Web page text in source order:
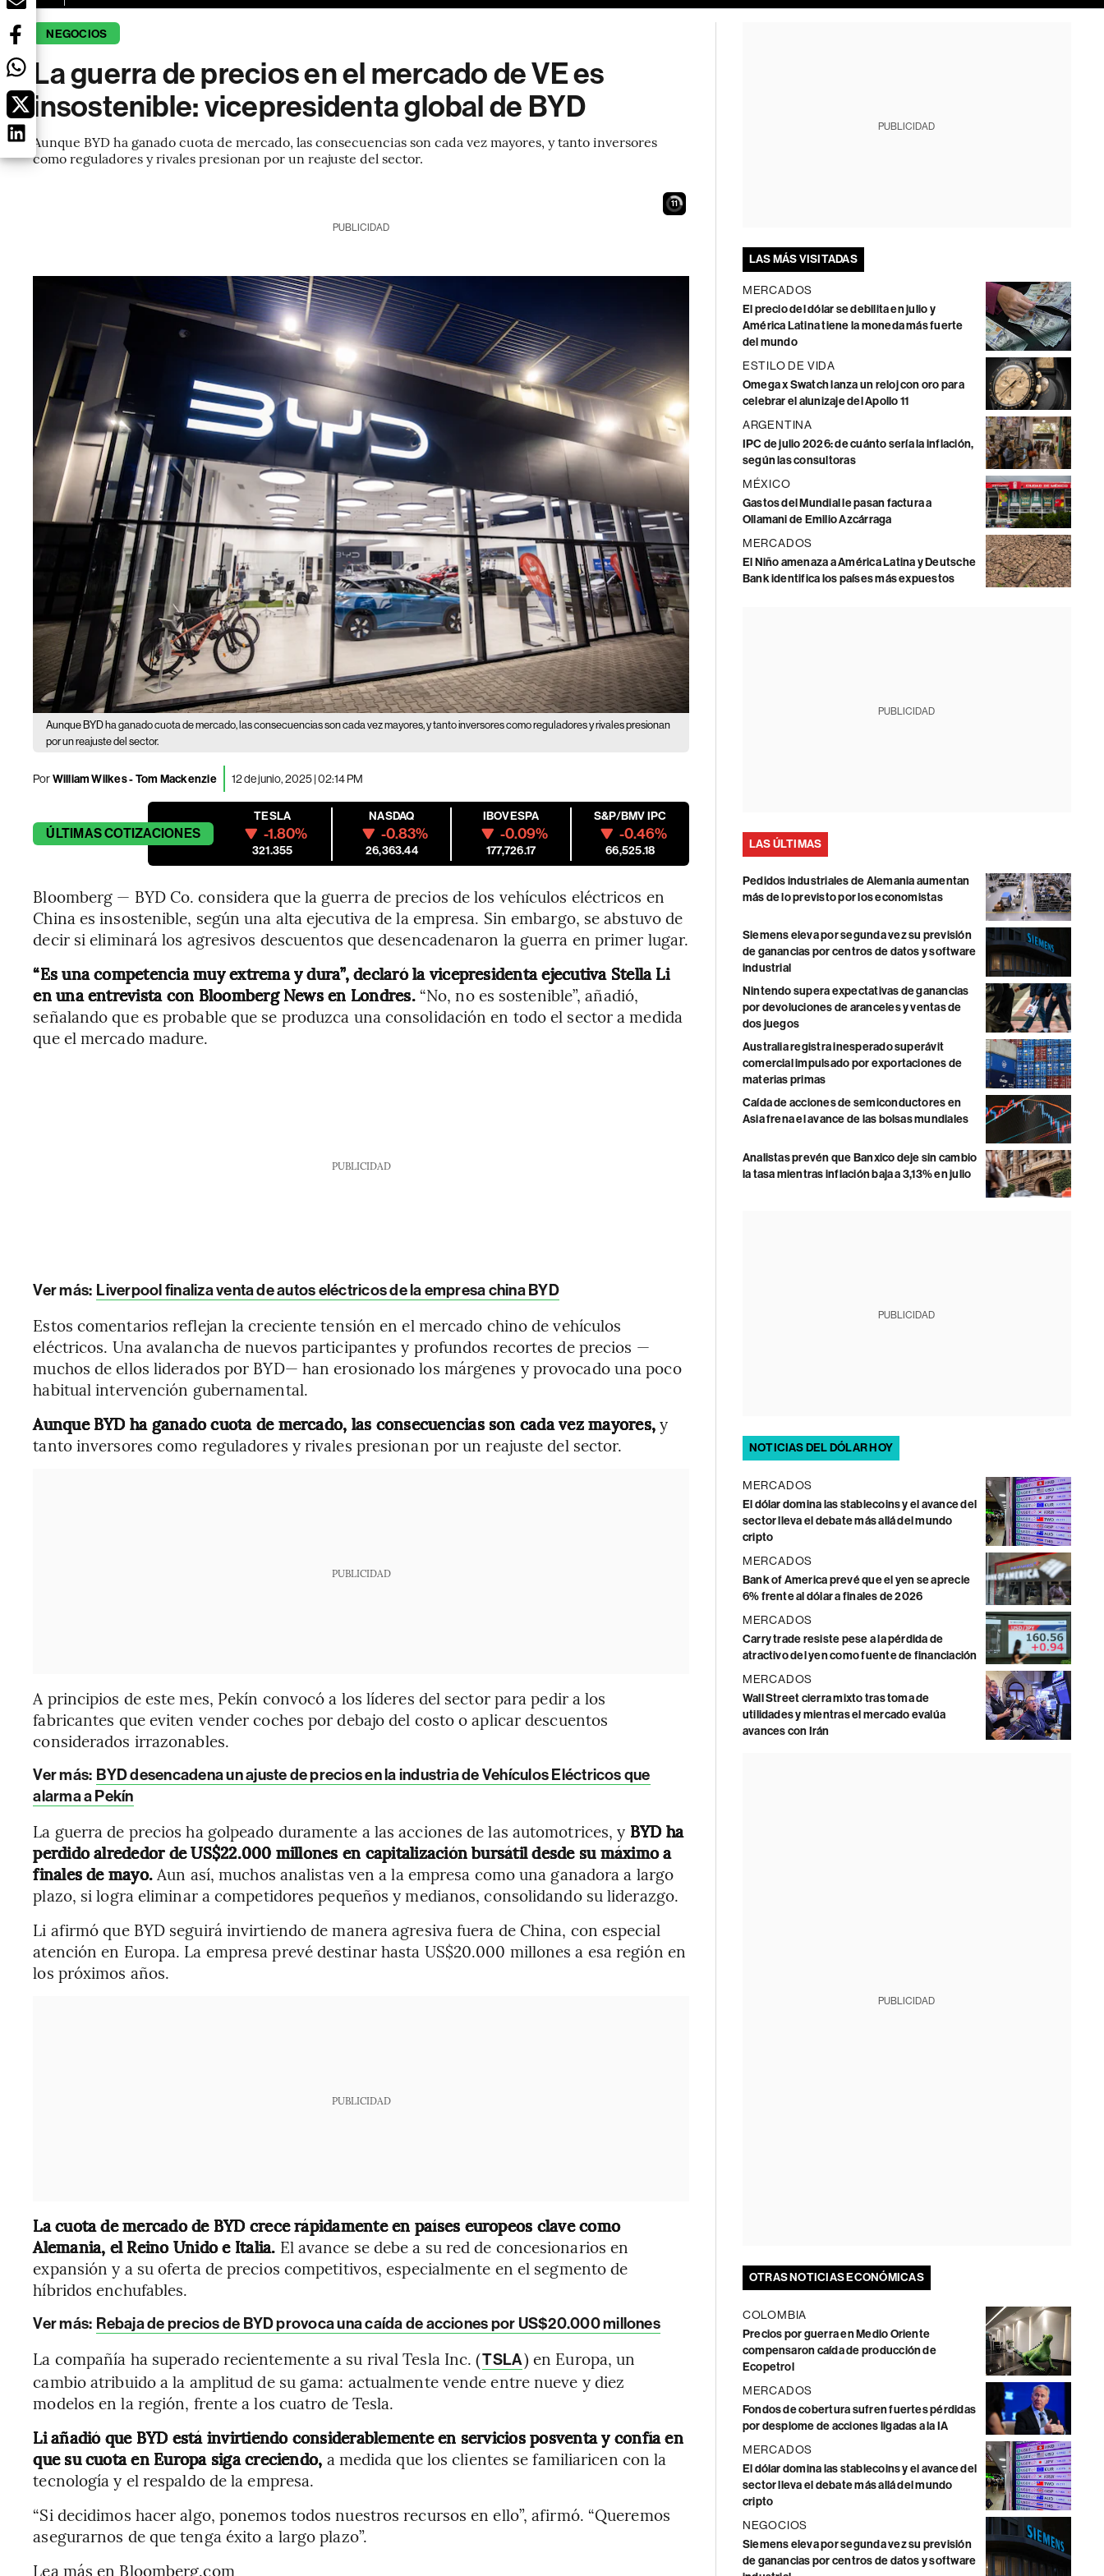
NEGOCIOS
La guerra de precios en el mercado de VE es
insostenible: vicepresidenta global de BYD
Aunque BYD ha ganado cuota de mercado, las consecuencias son cada vez mayores, y tanto inversores
como reguladores y rivales presionan por un reajuste del sector.
9
PUBLICIDAD
Aunque BYD ha ganado cuota de mercado, las consecuencias son cada vez mayores, y tanto inversores como reguladores y rivales presionan
por un reajuste del sector.
PorWilliam Wilkes - Tom Mackenzie 12 de junio, 2025 | 02:14 PM
ÚLTIMASCOTIZACIONES
TESLA
-1.80%
321.355
NASDAQ
-0.83%
26,363.44
IBOVESPA
-0.09%
177,726.17
S&P/BMV IPC
-0.46%
66,525.18
Bloomberg — BYD Co. considera que la guerra de precios de los vehículos eléctricos en
China es insostenible, según una alta ejecutiva de la empresa. Sin embargo, se abstuvo de
decir si eliminará los agresivos descuentos que desencadenaron la guerra en primer lugar.
“Es una competencia muy extrema y dura”, declaró la vicepresidenta ejecutiva Stella Li
en una entrevista con Bloomberg News en Londres.“No, no es sostenible”, añadió,
señalando que es probable que se produzca una consolidación en todo el sector a medida
que el mercado madure.
PUBLICIDAD
Ver más: Liverpool finaliza venta de autos eléctricos de la empresa china BYD
Estos comentarios reflejan la creciente tensión en el mercado chino de vehículos
eléctricos. Una avalancha de nuevos participantes y profundos recortes de precios —
muchos de ellos liderados por BYD— han erosionado los márgenes y provocado una poco
habitual intervención gubernamental.
Aunque BYD ha ganado cuota de mercado, las consecuencias son cada vez mayores,y
tanto inversores como reguladores y rivales presionan por un reajuste del sector.
PUBLICIDAD
A principios de este mes, Pekín convocó a los líderes del sector para pedir a los
fabricantes que eviten vender coches por debajo del costo o aplicar descuentos
considerados irrazonables.
Ver más: BYD desencadena un ajuste de precios en la industria de Vehículos Eléctricos que
alarma a Pekín
La guerra de precios ha golpeado duramente a las acciones de las automotrices, y BYD ha
perdido alrededor de US$22.000 millones en capitalización bursátil desde su máximo a
finales de mayo. Aun así, muchos analistas ven a la empresa como una ganadora a largo
plazo, si logra eliminar a competidores pequeños y medianos, consolidando su liderazgo.
Li afirmó que BYD seguirá invirtiendo de manera agresiva fuera de China, con especial
atención en Europa. La empresa prevé destinar hasta US$20.000 millones a esa región en
los próximos años.
PUBLICIDAD
La cuota de mercado de BYD crece rápidamente en países europeos clave como
Alemania, el Reino Unido e Italia. El avance se debe a su red de concesionarios en
expansión y a su oferta de precios competitivos, especialmente en el segmento de
híbridos enchufables.
Ver más: Rebaja de precios de BYD provoca una caída de acciones por US$20.000 millones
La compañía ha superado recientemente a su rival Tesla Inc. (TSLA) en Europa, un
cambio atribuido a la amplitud de su gama: actualmente vende entre nueve y diez
modelos en la región, frente a los cuatro de Tesla.
Li añadió que BYD está invirtiendo considerablemente en servicios posventa y confía en
que su cuota en Europa siga creciendo, a medida que los clientes se familiaricen con la
tecnología y el respaldo de la empresa.
“Si decidimos hacer algo, ponemos todos nuestros recursos en ello”, afirmó. “Queremos
asegurarnos de que tenga éxito a largo plazo”.
Lea más en Bloomberg.com
PUBLICIDAD
LAS MÁS VISITADAS
MERCADOS
El precio del dólar se debilita en julio y
América Latina tiene la moneda más fuerte
del mundo
ESTILO DE VIDA
Omega x Swatch lanza un reloj con oro para
celebrar el alunizaje del Apollo 11
ARGENTINA
IPC de julio 2026: de cuánto sería la inflación,
según las consultoras
MÉXICO
Gastos del Mundial le pasan factura a
Ollamani de Emilio Azcárraga
MERCADOS
El Niño amenaza a América Latina y Deutsche
Bank identifica los países más expuestos
PUBLICIDAD
LAS ÚLTIMAS
Pedidos industriales de Alemania aumentan
más de lo previsto por los economistas
Siemens eleva por segunda vez su previsión
de ganancias por centros de datos y software
industrial
Nintendo supera expectativas de ganancias
por devoluciones de aranceles y ventas de
dos juegos
Australia registra inesperado superávit
comercial impulsado por exportaciones de
materias primas
Caída de acciones de semiconductores en
Asia frena el avance de las bolsas mundiales
Analistas prevén que Banxico deje sin cambio
la tasa mientras inflación baja a 3,13% en julio
PUBLICIDAD
NOTICIAS DEL DÓLAR HOY
MERCADOS
El dólar domina las stablecoins y el avance del
sector lleva el debate más allá del mundo
cripto
MERCADOS
Bank of America prevé que el yen se aprecie
6% frente al dólar a finales de 2026
MERCADOS
Carry trade resiste pese a la pérdida de
atractivo del yen como fuente de financiación
MERCADOS
Wall Street cierra mixto tras toma de
utilidades y mientras el mercado evalúa
avances con Irán
PUBLICIDAD
OTRAS NOTICIAS ECONÓMICAS
COLOMBIA
Precios por guerra en Medio Oriente
compensaron caída de producción de
Ecopetrol
MERCADOS
Fondos de cobertura sufren fuertes pérdidas
por desplome de acciones ligadas a la IA
MERCADOS
El dólar domina las stablecoins y el avance del
sector lleva el debate más allá del mundo
cripto
NEGOCIOS
Siemens eleva por segunda vez su previsión
de ganancias por centros de datos y software